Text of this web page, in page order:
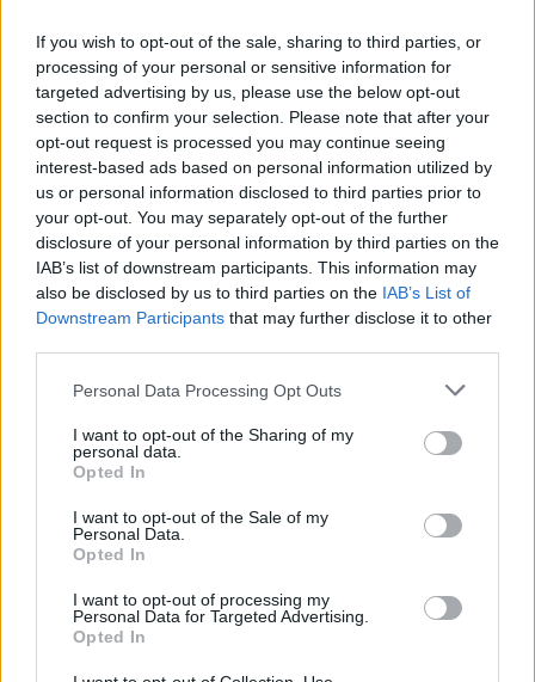
If you wish to opt-out of the sale, sharing to third parties, or
processing of your personal or sensitive information for
targeted advertising by us, please use the below opt-out
section to confirm your selection. Please note that after your
opt-out request is processed you may continue seeing
interest-based ads based on personal information utilized by
us or personal information disclosed to third parties prior to
your opt-out. You may separately opt-out of the further
disclosure of your personal information by third parties on the
IAB’s list of downstream participants. This information may
also be disclosed by us to third parties on the IAB’s List of
Downstream Participants that may further disclose it to other
Personal Data Processing Opt Outs
I want to opt-out of the Sharing of my
personal data.
Opted In
I want to opt-out of the Sale of my
Personal Data.
Opted In
I want to opt-out of processing my
Personal Data for Targeted Advertising.
Opted In
Motyw śmierci w Dżumie Alberta
Camusa
tytułowej dżumy. Miasto zostaje zamknięte i
odizolowane od reszty świata, stając się tym
samym areną do obserwowania ludzkich postaw
i charakterów. Śmierć szerzy się w
doktor Bernard Rieux, idealista, lekarz, który
uważa za swój zwyczajny obowiązek narażanie